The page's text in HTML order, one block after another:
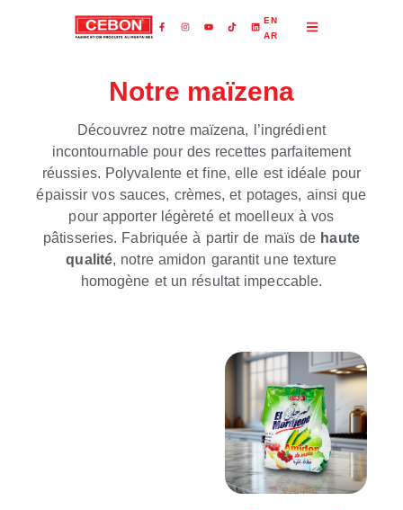
EN
AR
Notre maïzena
Découvrez notre maïzena, l’ingrédient
incontournable pour des recettes parfaitement
réussies. Polyvalente et fine, elle est idéale pour
épaissir vos sauces, crèmes, et potages, ainsi que
pour apporter légèreté et moelleux à vos
pâtisseries. Fabriquée à partir de maïs de haute
qualité, notre amidon garantit une texture
homogène et un résultat impeccable.